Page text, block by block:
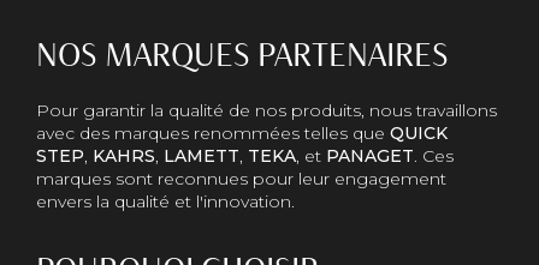
NOS MARQUES PARTENAIRES
Pour garantir la qualité de nos produits, nous travaillons
avec des marques renommées telles que QUICK
STEP, KAHRS, LAMETT, TEKA, et PANAGET. Ces
marques sont reconnues pour leur engagement
envers la qualité et l'innovation.